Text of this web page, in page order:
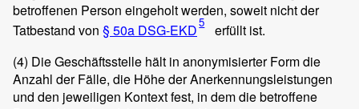
betroffenen Person eingeholt werden, soweit nicht der
Tatbestand von § 50a DSG-EKD5
erfüllt ist.
(4) Die Geschäftsstelle hält in anonymisierter Form die
Anzahl der Fälle, die Höhe der Anerkennungsleistungen
und den jeweiligen Kontext fest, in dem die betroffene